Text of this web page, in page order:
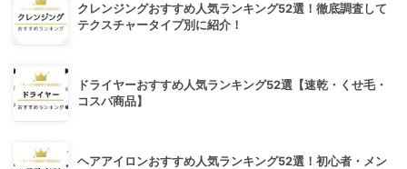
クレンジングおすすめ人気ランキング52選！徹底調査して
テクスチャータイプ別に紹介！
ドライヤーおすすめ人気ランキング52選【速乾・くせ毛・
コスパ商品】
ヘアアイロンおすすめ人気ランキング52選！初心者・メン